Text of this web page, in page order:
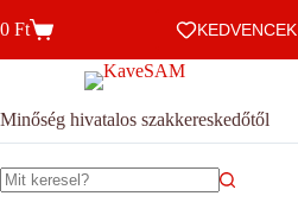
to
Kosár
0 Ft KEDVENCEK
Minőség hivatalos szakkereskedőtől